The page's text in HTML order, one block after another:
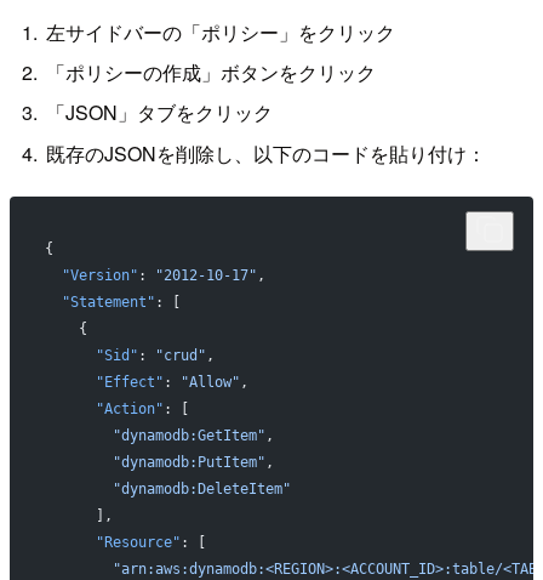
左サイドバーの「ポリシー」をクリック
「ポリシーの作成」ボタンをクリック
「JSON」タブをクリック
既存のJSONを削除し、以下のコードを貼り付け：
{
  "Version"
: "2012-10-17" ,
  "Statement"
: [
    {
      "Sid"
: "crud" ,
      "Effect"
: "Allow" ,
      "Action"
: [
        "dynamodb:GetItem"
,
        "dynamodb:PutItem"
,
        "dynamodb:DeleteItem"
      ],
      "Resource"
: [
"arn:aws:dynamodb:<REGION>:<ACCOUNT_ID>:table/